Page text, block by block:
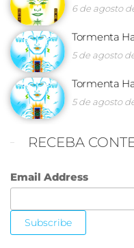
6 de agosto
Tormenta
5 de agosto
Tormenta
5 de agosto
RECEBA
Email Address